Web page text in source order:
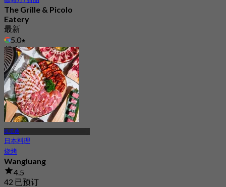
The Grille & Picolo
Eatery
最新
5.0
起฿ 425
班塔通
日本料理
烧烤
Wangluang
4.5
42 已预订